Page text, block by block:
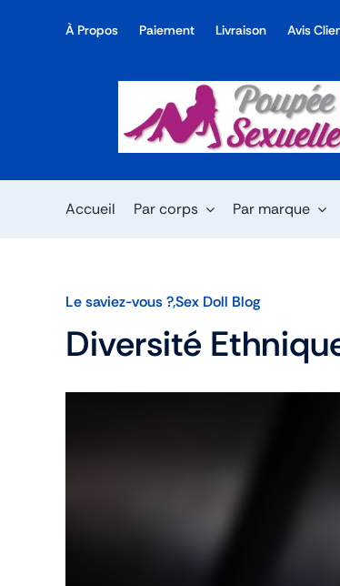
À Propos Paiement Livraison Avis
Accueil Par corps Par marque
Le saviez-vous ?,Sex Doll Blog
Diversité